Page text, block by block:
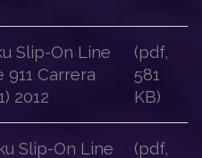
Slip-On Line
911 Carrera
2012
(pdf,
581
KB)
Slip-On Line
(pdf,